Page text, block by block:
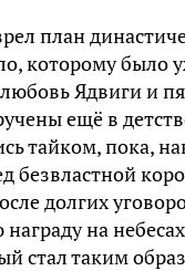
план
которому было
Ядвиги и
ещё в
тайком, пока,
безвластной
долгих
на
стал таким